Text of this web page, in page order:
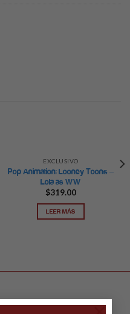
EXCLUSIVO
Pop Animation: Looney Toons –
Lola as WW
$319.00
LEER MÁS